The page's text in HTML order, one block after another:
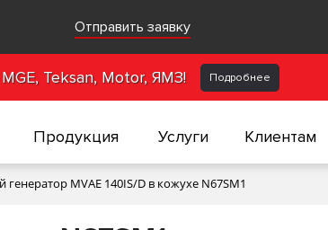
Отправить заявку
Teksan, Motor, ЯМЗ! Подробнее
Продукция Услуги Клиентам
генератор MVAE 140IS/D в кожухе N67SM1